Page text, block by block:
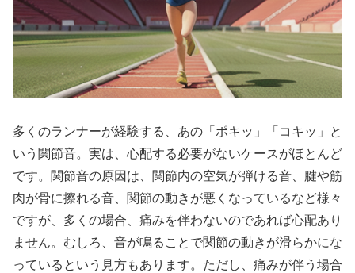
多くのランナーが経験する、あの「ポキッ」「コキッ」と
いう関節音。実は、心配する必要がないケースがほとんど
です。関節音の原因は、関節内の空気が弾ける音、腱や筋
肉が骨に擦れる音、関節の動きが悪くなっているなど様々
ですが、 多くの場合、痛みを伴わないのであれば心配あり
ません。むしろ、 音が鳴ることで関節の動きが滑らかにな
っている という見方もあります。ただし、 痛みが伴う場合